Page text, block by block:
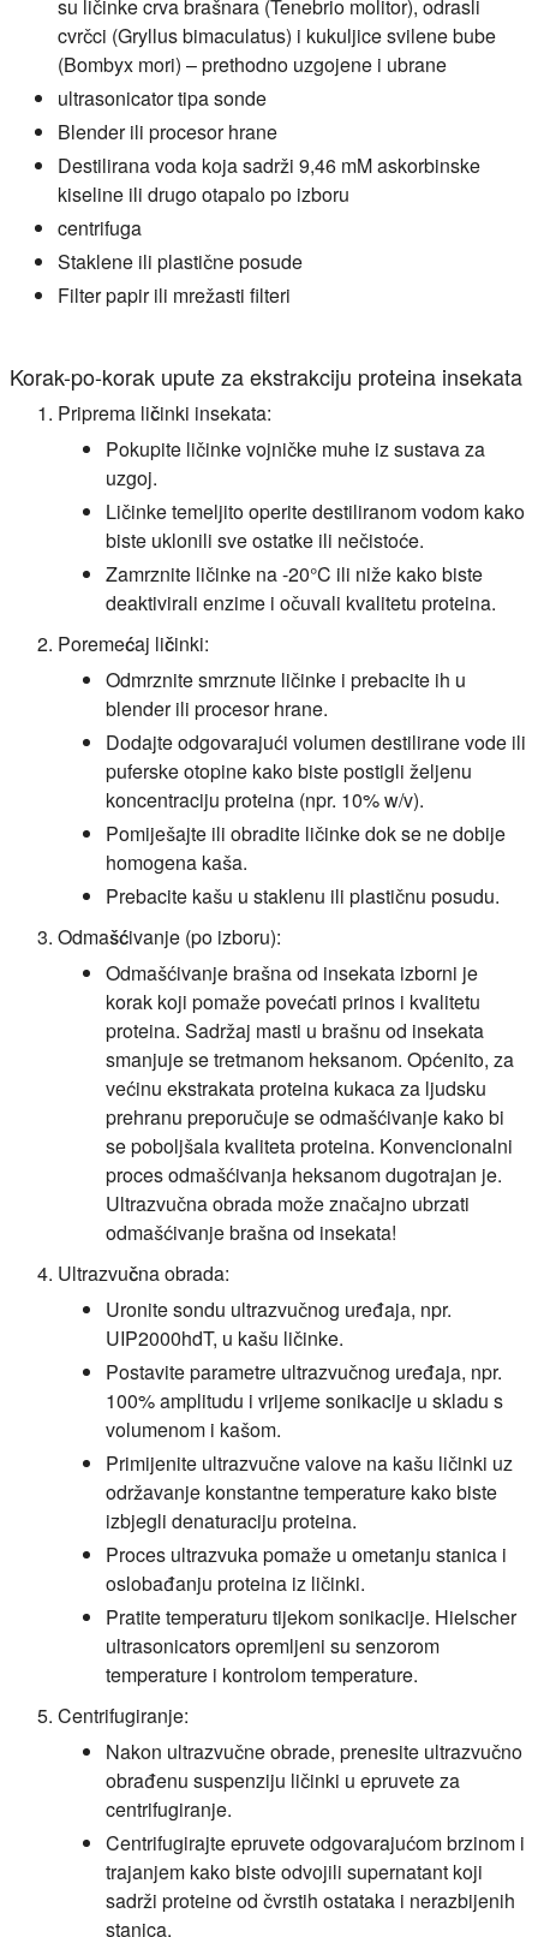
su ličinke crva brašnara (Tenebrio molitor), odrasli
cvrčci (Gryllus bimaculatus) i kukuljice svilene bube
(Bombyx mori) – prethodno uzgojene i ubrane
ultrasonicator tipa sonde
Blender ili procesor hrane
Destilirana voda koja sadrži 9,46 mM askorbinske
kiseline ili drugo otapalo po izboru
centrifuga
Staklene ili plastične posude
Filter papir ili mrežasti filteri
Korak-po-korak upute za ekstrakciju proteina insekata
Priprema ličinki insekata:
Pokupite ličinke vojničke muhe iz sustava za
uzgoj.
Ličinke temeljito operite destiliranom vodom kako
biste uklonili sve ostatke ili nečistoće.
Zamrznite ličinke na -20°C ili niže kako biste
deaktivirali enzime i očuvali kvalitetu proteina.
Poremećaj ličinki:
Odmrznite smrznute ličinke i prebacite ih u
blender ili procesor hrane.
Dodajte odgovarajući volumen destilirane vode ili
puferske otopine kako biste postigli željenu
koncentraciju proteina (npr. 10% w/v).
Pomiješajte ili obradite ličinke dok se ne dobije
homogena kaša.
Prebacite kašu u staklenu ili plastičnu posudu.
Odmašćivanje (po izboru):
Odmašćivanje brašna od insekata izborni je
korak koji pomaže povećati prinos i kvalitetu
proteina. Sadržaj masti u brašnu od insekata
smanjuje se tretmanom heksanom. Općenito, za
većinu ekstrakata proteina kukaca za ljudsku
prehranu preporučuje se odmašćivanje kako bi
se poboljšala kvaliteta proteina. Konvencionalni
proces odmašćivanja heksanom dugotrajan je.
Ultrazvučna obrada može značajno ubrzati
odmašćivanje brašna od insekata!
Ultrazvučna obrada:
Uronite sondu ultrazvučnog uređaja, npr.
UIP2000hdT, u kašu ličinke.
Postavite parametre ultrazvučnog uređaja, npr.
100% amplitudu i vrijeme sonikacije u skladu s
volumenom i kašom.
Primijenite ultrazvučne valove na kašu ličinki uz
održavanje konstantne temperature kako biste
izbjegli denaturaciju proteina.
Proces ultrazvuka pomaže u ometanju stanica i
oslobađanju proteina iz ličinki.
Pratite temperaturu tijekom sonikacije. Hielscher
ultrasonicators opremljeni su senzorom
temperature i kontrolom temperature.
Centrifugiranje:
Nakon ultrazvučne obrade, prenesite ultrazvučno
obrađenu suspenziju ličinki u epruvete za
centrifugiranje.
Centrifugirajte epruvete odgovarajućom brzinom i
trajanjem kako biste odvojili supernatant koji
sadrži proteine od čvrstih ostataka i nerazbijenih
stanica.